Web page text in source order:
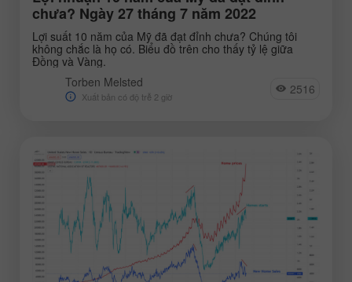
tổ chức các hội thảo trên web về các chủ
đề khác nhau.
chưa? Ngày 27 tháng 7 năm 2022
Lợi suất 10 năm của Mỹ đã đạt đỉnh chưa? Chúng tôi
không chắc là họ có. Biểu đồ trên cho thấy tỷ lệ giữa
Đồng và Vàng.
Torben Melsted
Xuất bản có độ trễ 2 giờ 2516